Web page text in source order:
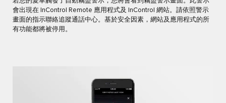
會出現在 InControl Remote 應用程式及 InControl 網站。請依照警示
畫面的指示聯絡追蹤通話中心。基於安全因素，網站及應用程式的所
有功能都將被停用。